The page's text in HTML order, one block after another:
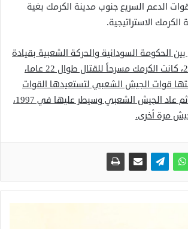
الدعم السريع جنوب مدينة الكرمك بغية
الاستراتيجية.
الحكومة السودانية والحركة الشعبية بقيادة
جون قرنق في 2005، كانت الكرمك مسرحاً للقتال طوال 22 عاما،
1987 دخلتها قوات الجيش الشعبي لتستعيدها القوات
الحكومية بعد عام، ثم عاد الجيش الشعبي وسيطر عليها في 1997،
مرة أخرى.